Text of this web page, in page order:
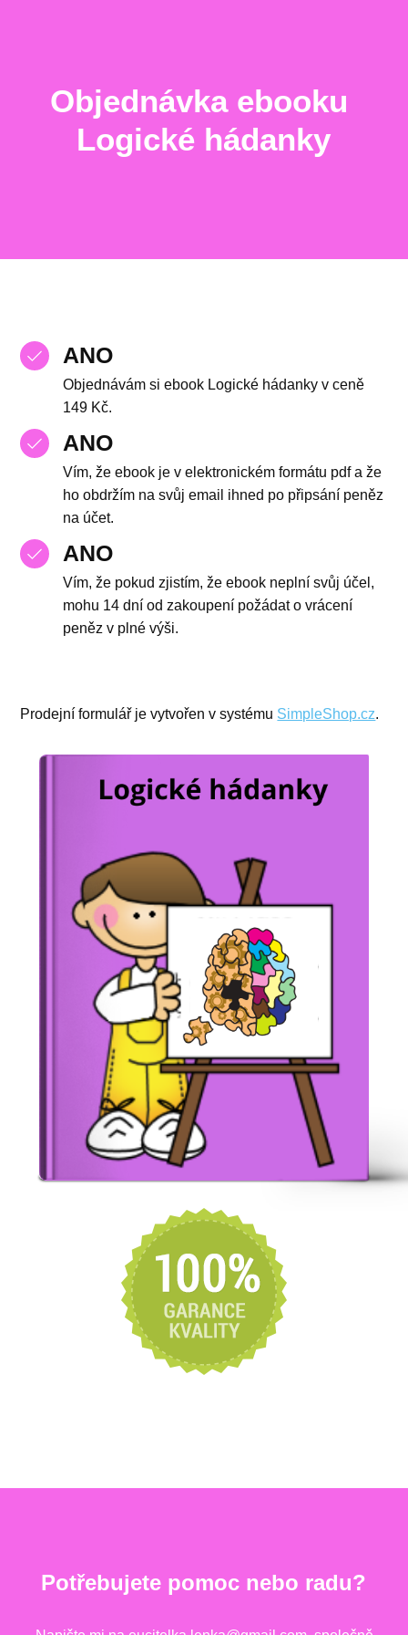
Objednávka ebooku
Logické hádanky
ANO
Objednávám si ebook Logické hádanky v ceně
149 Kč.
ANO
Vím, že ebook je v elektronickém formátu pdf a že
ho obdržím na svůj email ihned po připsání peněz
na účet.
ANO
Vím, že pokud zjistím, že ebook neplní svůj účel,
mohu 14 dní od zakoupení požádat o vrácení
peněz v plné výši.
Prodejní formulář je vytvořen v systému SimpleShop.cz.
Potřebujete pomoc nebo radu?